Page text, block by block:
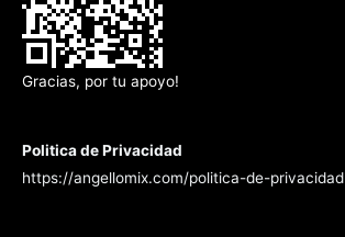
Gracias, por tu apoyo!
Politica de Privacidad
https://angellomix.com/politica-de-privacidad